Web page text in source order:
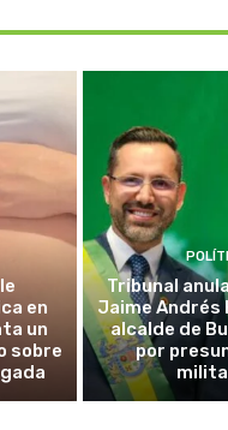
en
un
sobre
Tribunal
Jaime Andrés
alcalde de
por